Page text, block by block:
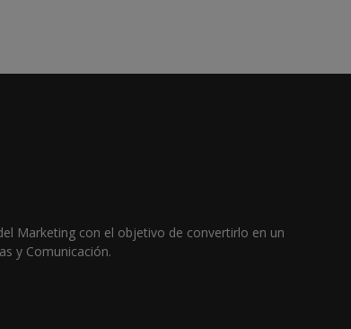
Marketing con el objetivo de convertirlo en un
y Comunicación.